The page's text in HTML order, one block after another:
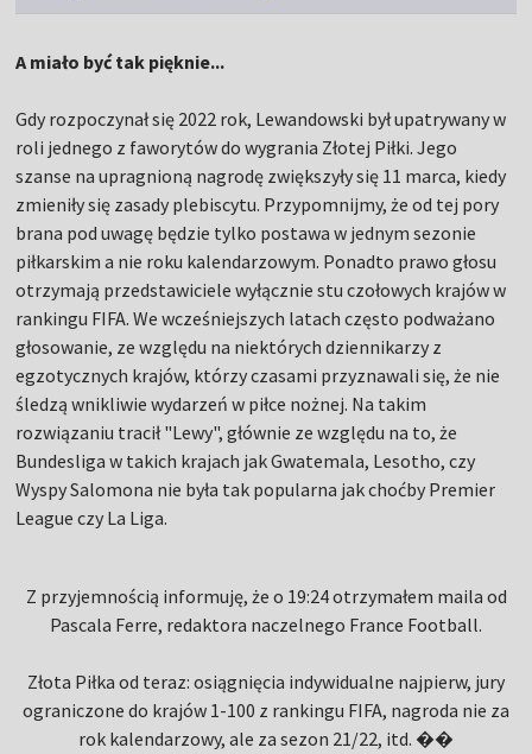
A miało być tak pięknie...
Gdy rozpoczynał się 2022 rok, Lewandowski był upatrywany w
roli jednego z faworytów do wygrania Złotej Piłki. Jego
szanse na upragnioną nagrodę zwiększyły się 11 marca, kiedy
zmieniły się zasady plebiscytu. Przypomnijmy, że od tej pory
brana pod uwagę będzie tylko postawa w jednym sezonie
piłkarskim a nie roku kalendarzowym. Ponadto prawo głosu
otrzymają przedstawiciele wyłącznie stu czołowych krajów w
rankingu FIFA. We wcześniejszych latach często podważano
głosowanie, ze względu na niektórych dziennikarzy z
egzotycznych krajów, którzy czasami przyznawali się, że nie
śledzą wnikliwie wydarzeń w piłce nożnej. Na takim
rozwiązaniu tracił "Lewy", głównie ze względu na to, że
Bundesliga w takich krajach jak Gwatemala, Lesotho, czy
Wyspy Salomona nie była tak popularna jak choćby Premier
League czy La Liga.
Z przyjemnością informuję, że o 19:24 otrzymałem maila od
Pascala Ferre, redaktora naczelnego France Football.
Złota Piłka od teraz: osiągnięcia indywidualne najpierw, jury
ograniczone do krajów 1-100 z rankingu FIFA, nagroda nie za
rok kalendarzowy, ale za sezon 21/22, itd. ��